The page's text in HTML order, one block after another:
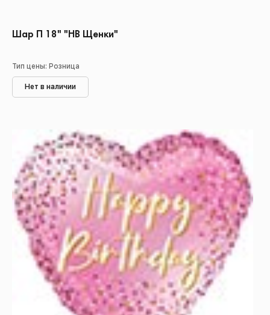
Шар П 18" "HB Щенки"
Тип цены: Розница
Нет в наличии